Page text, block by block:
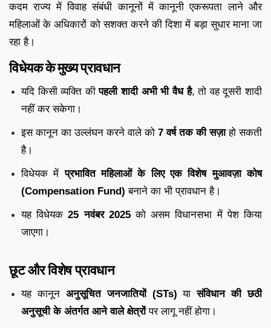
कदम राज्य में विवाह संबंधी कानूनों में कानूनी एकरूपता लाने और
महिलाओं के अधिकारों को सशक्त करने की दिशा में बड़ा सुधार माना जा
रहा है।
विधेयक के मुख्य प्रावधान
यदि किसी व्यक्ति कीपहली शादी अभी भी वैध है, तो वह दूसरी शादी
नहीं कर सकेगा।
इस कानून का उल्लंघन करने वाले को 7 वर्ष तक की सज़ाहो सकती
है।
विधेयक मेंप्रभावित महिलाओं के लिए एक विशेष मुआवज़ा कोष
(Compensation Fund) बनाने का भी प्रावधान है।
यह विधेयक25 नवंबर 2025को असम विधानसभा में पेश किया
जाएगा।
छूट और विशेष प्रावधान
यह कानून अनुसूचित जनजातियों (STs) यासंविधान की छठी
अनुसूची के अंतर्गत आने वाले क्षेत्रोंपर लागू नहीं होगा।